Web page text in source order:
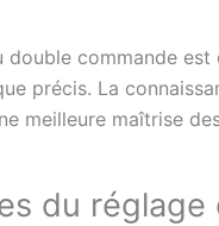
double commande
précis. La
meilleure maîtrise
du réglage